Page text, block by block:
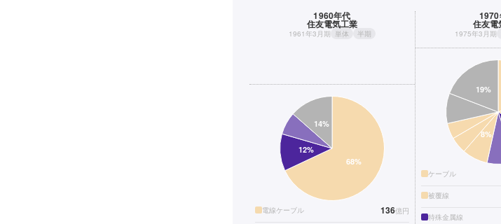
1960年代
住友電気工業
1961年3月期 単体 半期
電線ケーブル 136億円
住友電
1975年3月期
ケーブル
被覆線
特殊金属線